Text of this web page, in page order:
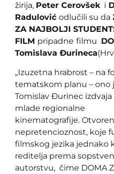
žirija, Peter Cerovšeki
Radulović odlučili su da
ZA NAJBOLJI
FILM pripadne filmu
Tomislava Đurineca
„Izuzetna hrabrost – na
tematskom planu – ono
Tomislav Đurinec izdvaja
mlade regionalne
kinematografije.
nepretencioznost, koje
filmskog jezika jednako
reditelja prema
autorstvu, čime DOMA